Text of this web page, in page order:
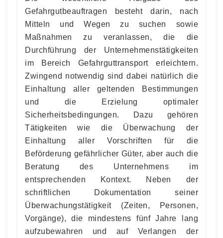
Gefahrgutbeauftragen besteht darin, nach
Mitteln und Wegen zu suchen sowie
Maßnahmen zu veranlassen, die die
Durchführung der Unternehmenstätigkeiten
im Bereich Gefahrguttransport erleichtern.
Zwingend notwendig sind dabei natürlich die
Einhaltung aller geltenden Bestimmungen
und die Erzielung optimaler
Sicherheitsbedingungen. Dazu gehören
Tätigkeiten wie die Überwachung der
Einhaltung aller Vorschriften für die
Beförderung gefährlicher Güter, aber auch die
Beratung des Unternehmens im
entsprechenden Kontext. Neben der
schriftlichen Dokumentation seiner
Überwachungstätigkeit (Zeiten, Personen,
Vorgänge), die mindestens fünf Jahre lang
aufzubewahren und auf Verlangen der